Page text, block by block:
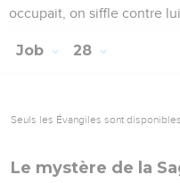
occupait, on siffle contre lui.
Job 28
Seuls les Évangiles sont
Le mystère de la